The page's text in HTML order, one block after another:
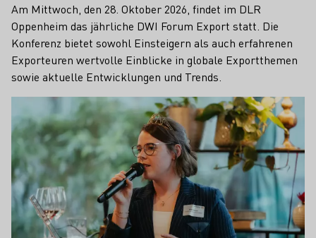
Am Mittwoch, den 28. Oktober 2026, findet im DLR
Oppenheim das jährliche DWI Forum Export statt. Die
Konferenz bietet sowohl Einsteigern als auch erfahrenen
Exporteuren wertvolle Einblicke in globale Exportthemen
sowie aktuelle Entwicklungen und Trends.
Mehr erfahren